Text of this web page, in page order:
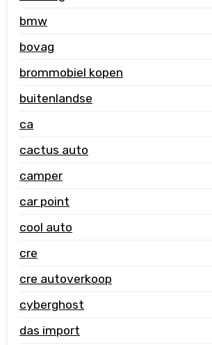
bmw
bovag
brommobiel kopen
buitenlandse
ca
cactus auto
camper
car point
cool auto
cre
cre autoverkoop
cyberghost
das import